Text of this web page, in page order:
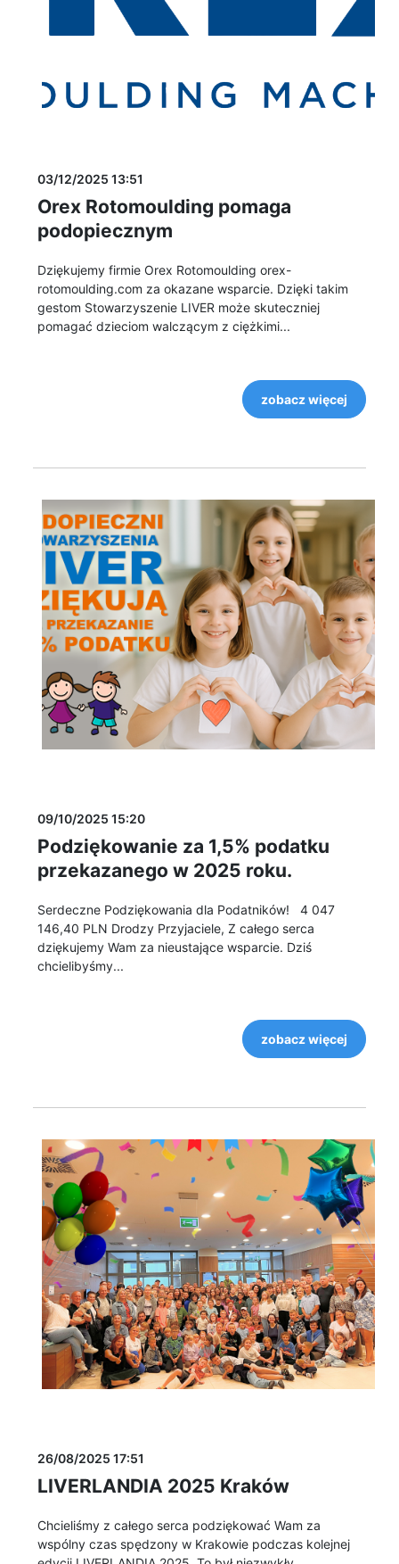
03/12/2025 13:51
Orex Rotomoulding pomaga
podopiecznym
Dziękujemy firmie Orex Rotomoulding orex-
rotomoulding.com za okazane wsparcie. Dzięki takim
gestom Stowarzyszenie LIVER może skuteczniej
pomagać dzieciom walczącym z ciężkimi...
zobacz więcej
09/10/2025 15:20
Podziękowanie za 1,5% podatku
przekazanego w 2025 roku.
Serdeczne Podziękowania dla Podatników! 4 047
146,40 PLN Drodzy Przyjaciele, Z całego serca
dziękujemy Wam za nieustające wsparcie. Dziś
chcielibyśmy...
zobacz więcej
26/08/2025 17:51
LIVERLANDIA 2025 Kraków
Chcieliśmy z całego serca podziękować Wam za
wspólny czas spędzony w Krakowie podczas kolejnej